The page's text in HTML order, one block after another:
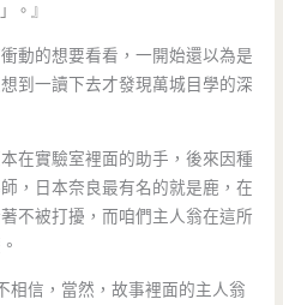
。』
動的想要看看，一開始還以為是
到一讀下去才發現萬城目學的深
在實驗室裡面的助手，後來因種
，日本奈良最有名的就是鹿，在
不被打擾，而咱們主人翁在這所
相信，當然，故事裡面的主人翁